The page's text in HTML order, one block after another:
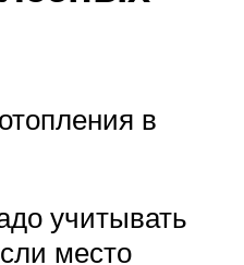
в
учитывать
место